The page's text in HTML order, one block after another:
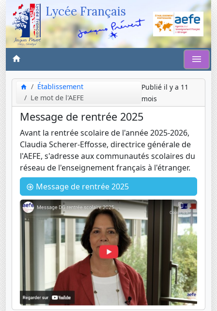
Lycée Français
Établissement
Le mot de l'AEFE
Publié il y a 11
mois
Message de rentrée 2025
Avant la rentrée scolaire de l'année 2025-2026,
Claudia Scherer-Effosse, directrice générale de
l'AEFE, s'adresse aux communautés scolaires du
réseau de l'enseignement français à l'étranger.
Message de rentrée 2025